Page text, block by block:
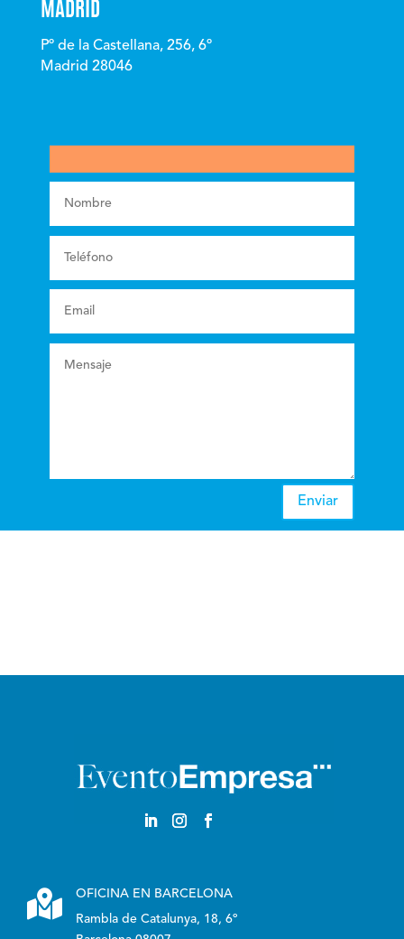
MADRID
Pº de la Castellana, 256, 6º
Madrid 28046
Enviar

OFICINA EN BARCELONA
Rambla de Catalunya, 18, 6º